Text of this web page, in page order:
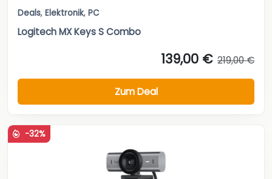
Deals, Elektronik, PC
Logitech MX Keys S Combo
139,00 € 219,00 €
Zum Deal
-32%